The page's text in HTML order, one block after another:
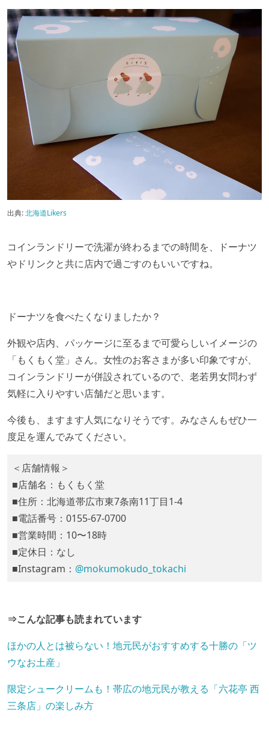
出典:北海道Likers
コインランドリーで洗濯が終わるまでの時間を、ドーナツ
やドリンクと共に店内で過ごすのもいいですね。
ドーナツを食べたくなりましたか？
外観や店内、パッケージに至るまで可愛らしいイメージの
「もくもく堂」さん。女性のお客さまが多い印象ですが、
コインランドリーが併設されているので、老若男女問わず
気軽に入りやすい店舗だと思います。
今後も、ますます人気になりそうです。みなさんもぜひ一
度足を運んでみてください。
＜店舗情報＞
■店舗名：もくもく堂
■住所：北海道帯広市東7条南11丁目1-4
■電話番号：0155-67-0700
■営業時間：10〜18時
■定休日：なし
■Instagram： @mokumokudo_tokachi
⇒こんな記事も読まれています
ほかの人とは被らない！地元民がおすすめする十勝の「ツ
ウなお土産」
限定シュークリームも！帯広の地元民が教える「六花亭 西
三条店」の楽しみ方